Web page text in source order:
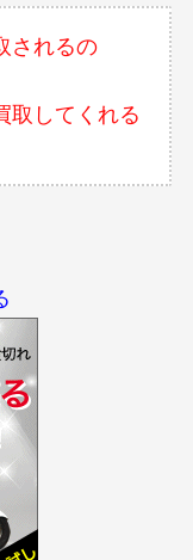
されるの
取してくれる